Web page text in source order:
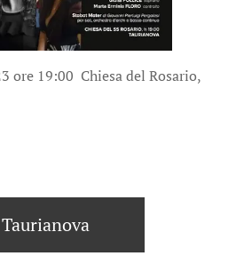
ore 19:00 Chiesa del Rosario,
Taurianova